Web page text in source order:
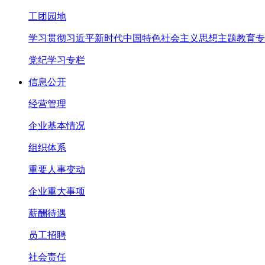
工团园地
学习贯彻习近平新时代中国特色社会主义思想主题教育
党纪学习专栏
信息公开
经营管理
企业基本情况
组织体系
重要人事变动
企业重大事项
薪酬待遇
员工招聘
社会责任